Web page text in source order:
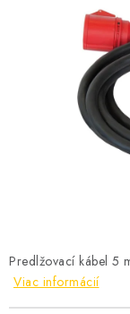
OHRIEVAČE
KLIMATIZÁCIA
VYHRIEVANIE
BLOG
Predlžovací kábel 5
Viac informácií